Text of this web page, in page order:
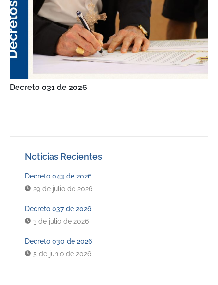
Decreto 031 de 2026
Noticias Recientes
Decreto 043 de 2026
29 de julio de 2026
Decreto 037 de 2026
3 de julio de 2026
Decreto 030 de 2026
5 de junio de 2026